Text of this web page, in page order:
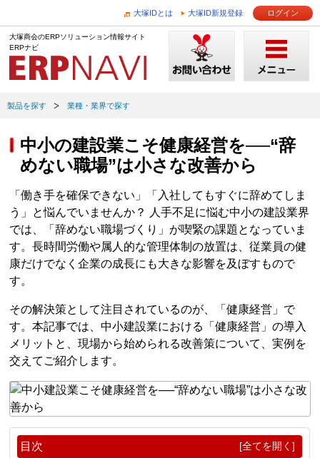
大塚IDとは 大塚ID新規登録 ログイン
大塚商会のERPソリューション情報サイト
ERPナビ
製品を探す 業種・業界で探す
中小の建設業こそ健康経営を──“辞
めない職場”は小さな改善から
「働き手を確保できない」「入社してもすぐに辞めてしま
う」と悩んでいませんか？ 人手不足に悩む中小の建設業界
では、「辞めない職場づくり」が喫緊の課題となっていま
す。長時間労働や属人的な管理体制の放置は、従業員の健
康だけでなく企業の成長にも大きな影響を及ぼすもので
す。
その解決策として注目されているのが、「健康経営」で
す。本記事では、中小建設業における「健康経営」の導入
メリットと、現場から始められる改善策について、実例を
交えてご紹介します。
目次 [全てを開く]